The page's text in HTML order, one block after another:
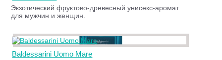
Экзотический фруктово-древесный унисекс-аромат
для мужчин и женщин.
Baldessarini Uomo Mare